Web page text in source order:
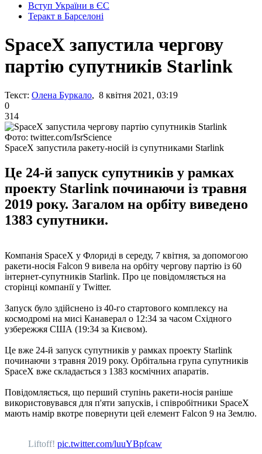
Вступ України в ЄС
Теракт в Барселоні
SpaceX запустила чергову
партію супутників Starlink
Текст: Олена Буркало, 8 квітня 2021, 03:19
0
314
Фото: twitter.com/IsrScience
SpaceX запустила ракету-носій із супутниками Starlink
Це 24-й запуск супутників у рамках
проекту Starlink починаючи із травня
2019 року. Загалом на орбіту виведено
1383 супутники.
Компанія SpaceX у Флориді в середу, 7 квітня, за допомогою
ракети-носія Falcon 9 вивела на орбіту чергову партію із 60
інтернет-супутників Starlink. Про це повідомляється на
сторінці компанії у Twitter.
Запуск було здійснено із 40-го стартового комплексу на
космодромі на мисі Канаверал о 12:34 за часом Східного
узбережжя США (19:34 за Києвом).
Це вже 24-й запуск супутників у рамках проекту Starlink
починаючи з травня 2019 року. Орбітальна група супутників
SpaceX вже складається з 1383 космічних апаратів.
Повідомляється, що перший ступінь ракети-носія раніше
використовувався для п'яти запусків, і співробітники SpaceX
мають намір вкотре повернути цей елемент Falcon 9 на Землю.
Liftoff! pic.twitter.com/luuYBpfcaw